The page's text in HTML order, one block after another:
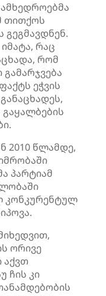
თითქოს
რაც
რომ
ეჭვის
2010 წლამდე,
პარტიამ
კონკურენტულ
ორივე
აქვთ
ჩის კი